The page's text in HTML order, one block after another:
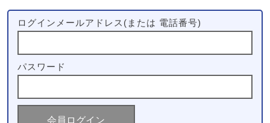
ログインメールアドレス(または 電話番号)
パスワード